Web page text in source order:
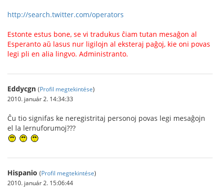
http://search.twitter.com/operators
Estonte estus bone, se vi tradukus ĉiam tutan mesaĝon al
Esperanto aŭ lasus nur ligilojn al eksteraj paĝoj, kie oni povas
legi pli en alia lingvo. Administranto.
Eddycgn (Profil megtekintése)
2010. január 2. 14:34:33
Ĉu tio signifas ke neregistritaj personoj povas legi mesaĝojn
el la lernuforumoj???
Hispanio (Profil megtekintése)
2010. január 2. 15:06:44